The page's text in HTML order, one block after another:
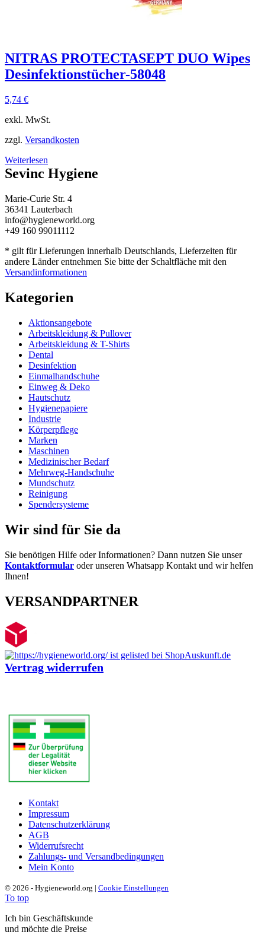
NITRAS PROTECTASEPT DUO Wipes
Desinfektionstücher-58048
5,74 €
exkl. MwSt.
zzgl. Versandkosten
Weiterlesen
Sevinc Hygiene
Marie-Curie Str. 4
36341 Lauterbach
info@hygieneworld.org
+49 160 99011112
* gilt für Lieferungen innerhalb Deutschlands, Lieferzeiten für
andere Länder entnehmen Sie bitte der Schaltfläche mit den
Versandinformationen
Kategorien
Aktionsangebote
Arbeitskleidung & Pullover
Arbeitskleidung & T-Shirts
Dental
Desinfektion
Einmalhandschuhe
Einweg & Deko
Hautschutz
Hygienepapiere
Industrie
Körperpflege
Marken
Maschinen
Medizinischer Bedarf
Mehrweg-Handschuhe
Mundschutz
Reinigung
Spendersysteme
Wir sind für Sie da
Sie benötigen Hilfe oder Informationen? Dann nutzen Sie unser
Kontaktformular oder unseren Whatsapp Kontakt und wir helfen
Ihnen!
VERSANDPARTNER
Vertrag widerrufen
Kontakt
Impressum
Datenschutzerklärung
AGB
Widerrufsrecht
Zahlungs- und Versandbedingungen
Mein Konto
© 2026 - Hygieneworld.org | Cookie Einstellungen
To top
Ich bin Geschäftskunde
und möchte die Preise